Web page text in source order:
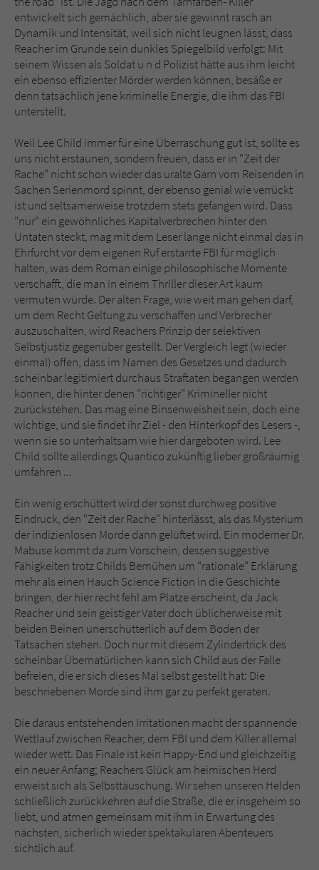
entwickelt sich gemächlich, aber sie gewinnt rasch an
Dynamik und Intensität, weil sich nicht leugnen lässt, dass
Reacher im Grunde sein dunkles Spiegelbild verfolgt: Mit
seinem Wissen als Soldat u n d Polizist hätte aus ihm leicht
ein ebenso effizienter Mörder werden können, besäße er
denn tatsächlich jene kriminelle Energie, die ihm das FBI
unterstellt.
Weil Lee Child immer für eine Überraschung gut ist, sollte es
uns nicht erstaunen, sondern freuen, dass er in "Zeit der
Rache" nicht schon wieder das uralte Garn vom Reisenden in
Sachen Serienmord spinnt, der ebenso genial wie verrückt
ist und seltsamerweise trotzdem stets gefangen wird. Dass
"nur" ein gewöhnliches Kapitalverbrechen hinter den
Untaten steckt, mag mit dem Leser lange nicht einmal das in
Ehrfurcht vor dem eigenen Ruf erstarrte FBI für möglich
halten, was dem Roman einige philosophische Momente
verschafft, die man in einem Thriller dieser Art kaum
vermuten würde. Der alten Frage, wie weit man gehen darf,
um dem Recht Geltung zu verschaffen und Verbrecher
auszuschalten, wird Reachers Prinzip der selektiven
Selbstjustiz gegenüber gestellt. Der Vergleich legt (wieder
einmal) offen, dass im Namen des Gesetzes und dadurch
scheinbar legitimiert durchaus Straftaten begangen werden
können, die hinter denen "richtiger" Krimineller nicht
zurückstehen. Das mag eine Binsenweisheit sein, doch eine
wichtige, und sie findet ihr Ziel - den Hinterkopf des Lesers -,
wenn sie so unterhaltsam wie hier dargeboten wird. Lee
Child sollte allerdings Quantico zukünftig lieber großräumig
umfahren ...
Ein wenig erschüttert wird der sonst durchweg positive
Eindruck, den "Zeit der Rache" hinterlässt, als das Mysterium
der indizienlosen Morde dann gelüftet wird. Ein moderner Dr.
Mabuse kommt da zum Vorschein, dessen suggestive
Fähigkeiten trotz Childs Bemühen um "rationale" Erklärung
mehr als einen Hauch Science Fiction in die Geschichte
bringen, der hier recht fehl am Platze erscheint, da Jack
Reacher und sein geistiger Vater doch üblicherweise mit
beiden Beinen unerschütterlich auf dem Boden der
Tatsachen stehen. Doch nur mit diesem Zylindertrick des
scheinbar Übernatürlichen kann sich Child aus der Falle
befreien, die er sich dieses Mal selbst gestellt hat: Die
beschriebenen Morde sind ihm gar zu perfekt geraten.
Die daraus entstehenden Irritationen macht der spannende
Wettlauf zwischen Reacher, dem FBI und dem Killer allemal
wieder wett. Das Finale ist kein Happy-End und gleichzeitig
ein neuer Anfang; Reachers Glück am heimischen Herd
erweist sich als Selbsttäuschung. Wir sehen unseren Helden
schließlich zurückkehren auf die Straße, die er insgeheim so
liebt, und atmen gemeinsam mit ihm in Erwartung des
nächsten, sicherlich wieder spektakulären Abenteuers
sichtlich auf.